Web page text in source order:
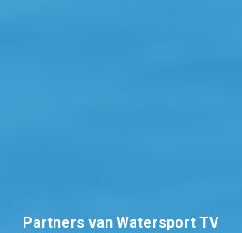
Partners van Watersport TV